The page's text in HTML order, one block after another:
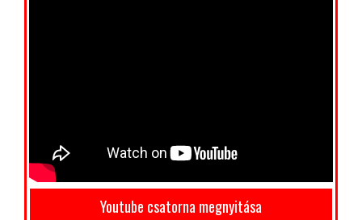
Youtube csatorna megnyitása